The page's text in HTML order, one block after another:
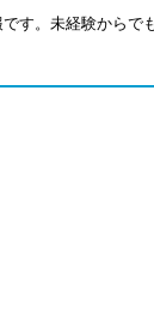
す。未経験からで